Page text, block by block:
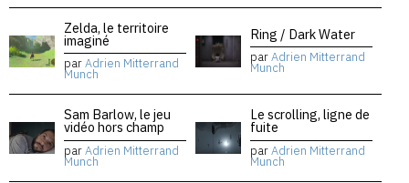
Zelda, le territoire
imaginé
parAdrien Mitterrand
Munch
Ring / Dark Water
parAdrien Mitterrand
Munch
Sam Barlow, le jeu
vidéo hors champ
parAdrien Mitterrand
Munch
Le scrolling, ligne de
fuite
parAdrien Mitterrand
Munch